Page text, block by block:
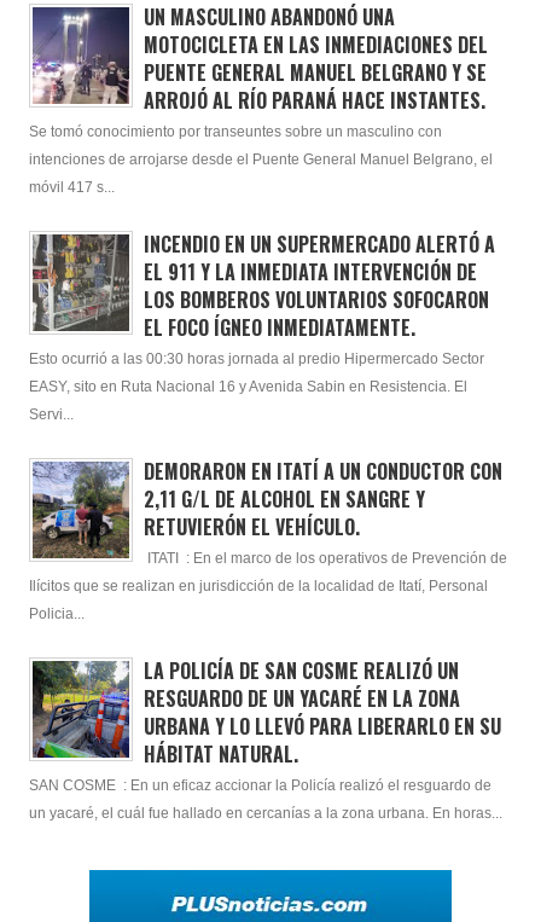
UN MASCULINO ABANDONÓ UNA
MOTOCICLETA EN LAS INMEDIACIONES DEL
PUENTE GENERAL MANUEL BELGRANO Y SE
ARROJÓ AL RÍO PARANÁ HACE INSTANTES.
Se tomó conocimiento por transeuntes sobre un masculino con
intenciones de arrojarse desde el Puente General Manuel Belgrano, el
móvil 417 s...
INCENDIO EN UN SUPERMERCADO ALERTÓ A
EL 911 Y LA INMEDIATA INTERVENCIÓN DE
LOS BOMBEROS VOLUNTARIOS SOFOCARON
EL FOCO ÍGNEO INMEDIATAMENTE.
Esto ocurrió a las 00:30 horas jornada al predio Hipermercado Sector
EASY, sito en Ruta Nacional 16 y Avenida Sabin en Resistencia. El
Servi...
DEMORARON EN ITATÍ A UN CONDUCTOR CON
2,11 G/L DE ALCOHOL EN SANGRE Y
RETUVIERÓN EL VEHÍCULO.
ITATI : En el marco de los operativos de Prevención de
Ilícitos que se realizan en jurisdicción de la localidad de Itatí, Personal
Policia...
LA POLICÍA DE SAN COSME REALIZÓ UN
RESGUARDO DE UN YACARÉ EN LA ZONA
URBANA Y LO LLEVÓ PARA LIBERARLO EN SU
HÁBITAT NATURAL.
SAN COSME : En un eficaz accionar la Policía realizó el resguardo de
un yacaré, el cuál fue hallado en cercanías a la zona urbana. En horas...